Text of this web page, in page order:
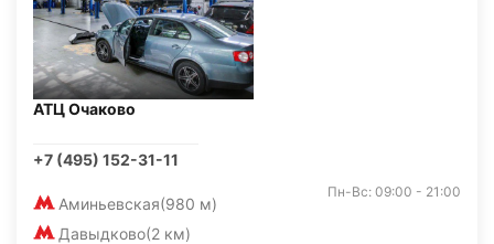
АТЦ Очаково
+7 (495) 152-31-11
Аминьевская(980 м)
Давыдково(2 км)
Пн-Вс: 09:00 - 21:00